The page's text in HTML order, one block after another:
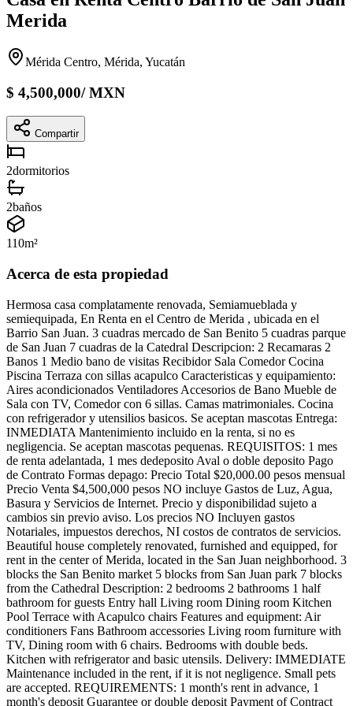
Merida
Mérida Centro, Mérida, Yucatán
$ 4,500,000/MXN
Compartir
2dormitorios
2baños
110m²
Acerca de esta propiedad
Hermosa casa complatamente renovada, Semiamueblada y
semiequipada, En Renta en el Centro de Merida , ubicada en el
Barrio San Juan. 3 cuadras mercado de San Benito 5 cuadras parque
de San Juan 7 cuadras de la Catedral Descripcion: 2 Recamaras 2
Banos 1 Medio bano de visitas Recibidor Sala Comedor Cocina
Piscina Terraza con sillas acapulco Caracteristicas y equipamiento:
Aires acondicionados Ventiladores Accesorios de Bano Mueble de
Sala con TV, Comedor con 6 sillas. Camas matrimoniales. Cocina
con refrigerador y utensilios basicos. Se aceptan mascotas Entrega:
INMEDIATA Mantenimiento incluido en la renta, si no es
negligencia. Se aceptan mascotas pequenas. REQUISITOS: 1 mes
de renta adelantada, 1 mes dedeposito Aval o doble deposito Pago
de Contrato Formas depago: Precio Total $20,000.00 pesos mensual
Precio Venta $4,500,000 pesos NO incluye Gastos de Luz, Agua,
Basura y Servicios de Internet. Precio y disponibilidad sujeto a
cambios sin previo aviso. Los precios NO Incluyen gastos
Notariales, impuestos derechos, NI costos de contratos de servicios.
Beautiful house completely renovated, furnished and equipped, for
rent in the center of Merida, located in the San Juan neighborhood. 3
blocks the San Benito market 5 blocks from San Juan park 7 blocks
from the Cathedral Description: 2 bedrooms 2 bathrooms 1 half
bathroom for guests Entry hall Living room Dining room Kitchen
Pool Terrace with Acapulco chairs Features and equipment: Air
conditioners Fans Bathroom accessories Living room furniture with
TV, Dining room with 6 chairs. Bedrooms with double beds.
Kitchen with refrigerator and basic utensils. Delivery: IMMEDIATE
Maintenance included in the rent, if it is not negligence. Small pets
are accepted. REQUIREMENTS: 1 month's rent in advance, 1
month's deposit Guarantee or double deposit Payment of Contract